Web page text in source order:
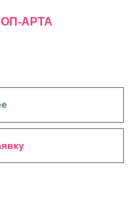
АРТА